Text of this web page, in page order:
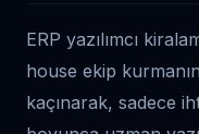
ERP yazılımcı
house ekip
kaçınarak, sadece